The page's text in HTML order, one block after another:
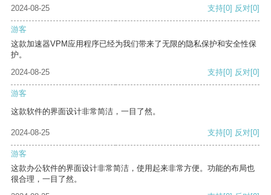
2024-08-25 支持[0] 反对[0]
游客
这款加速器VPM应用程序已经为我们带来了无限的隐私保护和安全性保
护。
2024-08-25
支持[0] 反对[0]
游客
这款软件的界面设计非常简洁，一目了然。
2024-08-25 支持[0] 反对[0]
游客
这款办公软件的界面设计非常简洁，使用起来非常方便。功能的布局也
很合理，一目了然。